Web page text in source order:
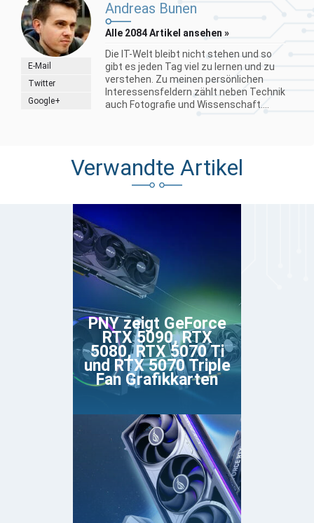
E-Mail
Twitter
Google+
Andreas Bunen
Alle 2084 Artikel ansehen »
Die IT-Welt bleibt nicht stehen und so
gibt es jeden Tag viel zu lernen und zu
verstehen. Zu meinen persönlichen
Interessensfeldern zählt neben Technik
auch Fotografie und Wissenschaft....
Verwandte Artikel
PNY zeigt GeForce
RTX 5090, RTX
5080, RTX 5070 Ti
und RTX 5070 Triple
Fan Grafikkarten